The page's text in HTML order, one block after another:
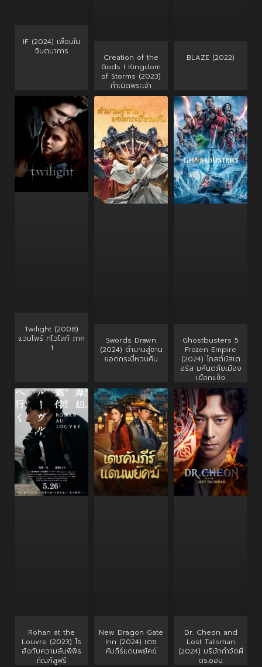
IF (2024) เพื่อนใน
จินตนาการ
Creation of the
Gods I Kingdom
of Storms (2023)
กําเนิดพระเจ้า
BLAZE (2022)
Twilight (2008)
แวมไพร์ ทไวไลท์ ภาค
1
Swords Drawn
(2024) ตำนานสู่ซาน
ยอดกระบี่หวนคืน
Ghostbusters 5
Frozen Empire
(2024) โกสต์บัสเต
อร์ส มหันตภัยเมือง
เยือกแข็ง
Rohan at the
Louvre (2023) โร
ฮังกับความลับพิพิธ
ภัณฑ์ลูฟร์
New Dragon Gate
Inn (2024) เดช
คัมภีร์แดนพยัคฆ์
Dr. Cheon and
Lost Talisman
(2024) บริษัทกำจัดผี
ดร.ชอน